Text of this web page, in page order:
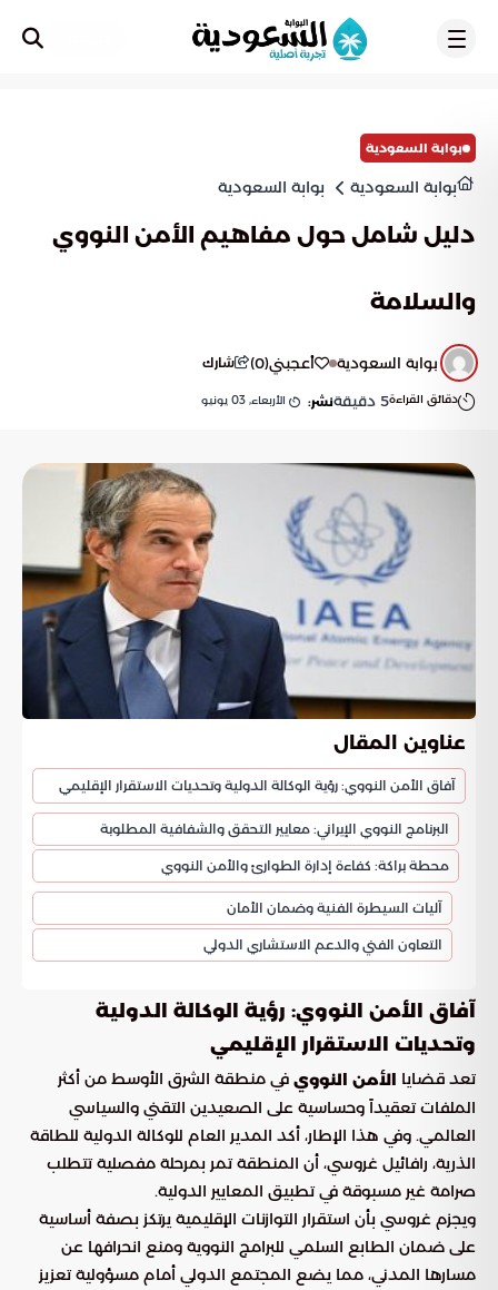
بوابة السعودية
بوابة السعودية بوابة السعودية
دليل شامل حول مفاهيم الأمن النووي
والسلامة
بوابة السعودية أعجبني(
0
) شارك
دقائق القراءة5 دقيقةنشر: الأربعاء, 03 يونيو
عناوين المقال
آفاق الأمن النووي: رؤية الوكالة الدولية وتحديات الاستقرار الإقليمي
البرنامج النووي الإيراني: معايير التحقق والشفافية المطلوبة
محطة براكة: كفاءة إدارة الطوارئ والأمن النووي
آليات السيطرة الفنية وضمان الأمان
التعاون الفني والدعم الاستشاري الدولي
آفاق الأمن النووي: رؤية الوكالة الدولية
وتحديات الاستقرار الإقليمي
تعد قضايا الأمن النووي في منطقة الشرق الأوسط من أكثر
الملفات تعقيداً وحساسية على الصعيدين التقني والسياسي
العالمي. وفي هذا الإطار، أكد المدير العام للوكالة الدولية للطاقة
الذرية، رافائيل غروسي، أن المنطقة تمر بمرحلة مفصلية تتطلب
صرامة غير مسبوقة في تطبيق المعايير الدولية.
ويجزم غروسي بأن استقرار التوازنات الإقليمية يرتكز بصفة أساسية
على ضمان الطابع السلمي للبرامج النووية ومنع انحرافها عن
مسارها المدني، مما يضع المجتمع الدولي أمام مسؤولية تعزيز